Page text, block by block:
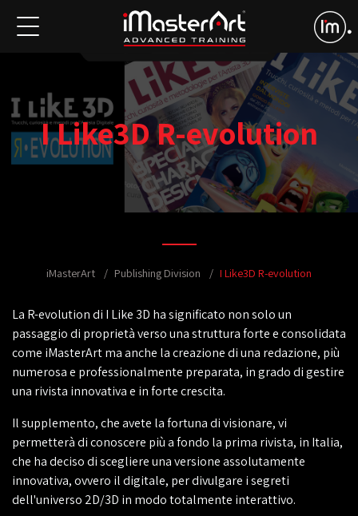
I Like3D R-evolution
iMasterArt Publishing Division I Like3D R-evolution
La R-evolution di I Like 3D ha significato non solo un
passaggio di proprietà verso una struttura forte e consolidata
come iMasterArt ma anche la creazione di una redazione, più
numerosa e professionalmente preparata, in grado di gestire
una rivista innovativa e in forte crescita.
Il supplemento, che avete la fortuna di visionare, vi
permetterà di conoscere più a fondo la prima rivista, in Italia,
che ha deciso di scegliere una versione assolutamente
innovativa, ovvero il digitale, per divulgare i segreti
dell'universo 2D/3D in modo totalmente interattivo.